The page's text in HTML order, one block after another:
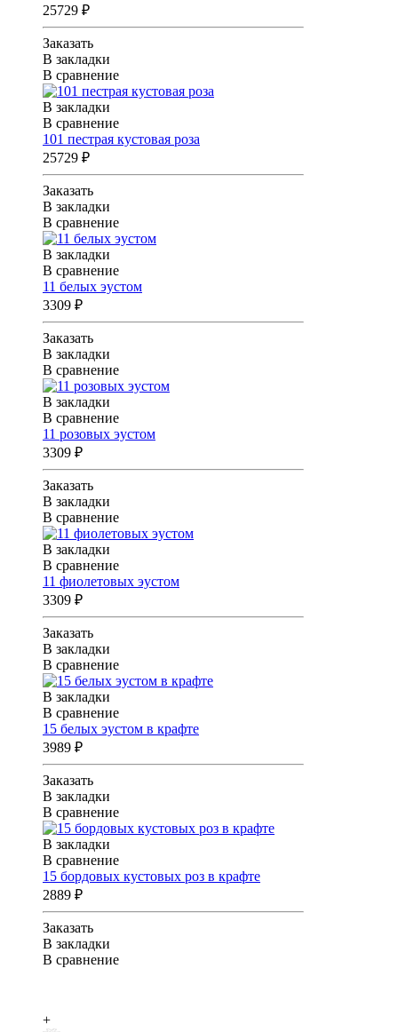
25729 ₽
Заказать
В закладки
В сравнение
В закладки
В сравнение
101 пестрая кустовая роза
25729 ₽
Заказать
В закладки
В сравнение
В закладки
В сравнение
11 белых эустом
3309 ₽
Заказать
В закладки
В сравнение
В закладки
В сравнение
11 розовых эустом
3309 ₽
Заказать
В закладки
В сравнение
В закладки
В сравнение
11 фиолетовых эустом
3309 ₽
Заказать
В закладки
В сравнение
В закладки
В сравнение
15 белых эустом в крафте
3989 ₽
Заказать
В закладки
В сравнение
В закладки
В сравнение
15 бордовых кустовых роз в крафте
2889 ₽
Заказать
В закладки
В сравнение
+